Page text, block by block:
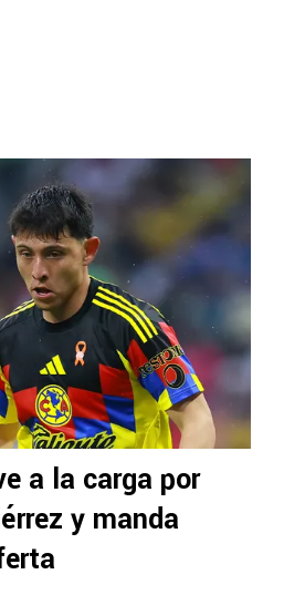
a la carga por
y manda